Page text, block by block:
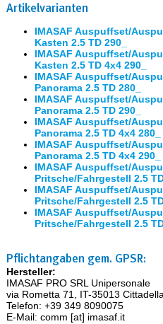
Artikelvarianten
IMASAF Auspuffset/
Kasten 2.5 TD 290_
IMASAF Auspuffset/
Kasten 2.5 TD 4x4 290_
IMASAF Auspuffset/
Panorama 2.5 TD 280_
IMASAF Auspuffset/
Panorama 2.5 TD 290_
IMASAF Auspuffset/
Panorama 2.5 TD 4x4 280_
IMASAF Auspuffset/
Panorama 2.5 TD 4x4 290_
IMASAF Auspuffset/
Pritsche/Fahrgestell 2.5 TD
IMASAF Auspuffset/
Pritsche/Fahrgestell 2.5 TD
IMASAF Auspuffset/
Pritsche/Fahrgestell 2.5 TD
Pflichtangaben gem. GPSR:
Hersteller:
IMASAF PRO SRL Unipersonale
via Rometta 71, IT-35013
Telefon: +39 349 8090075
E-Mail: comm [at] imasaf.it